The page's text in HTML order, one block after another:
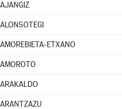
AJANGIZ
ALONSOTEGI
AMOREBIETA-ETXANO
AMOROTO
ARAKALDO
ARANTZAZU